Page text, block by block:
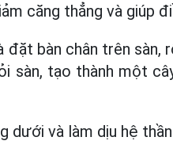
căng thẳng và giúp
bàn chân trên sàn,
sàn, tạo thành một
dưới và làm dịu hệ